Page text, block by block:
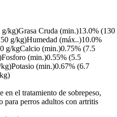
kg)Grasa Cruda (min.)13.0% (130
g/kg)Humedad (máx..)10.0%
g/kgCalcio (min.)0.75% (7.5
(min.)0.55% (5.5
(min.)0.67% (6.7
en el tratamiento de sobrepeso,
para perros adultos con artritis